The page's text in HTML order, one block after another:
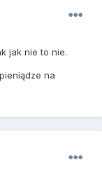
jak nie to nie.
na